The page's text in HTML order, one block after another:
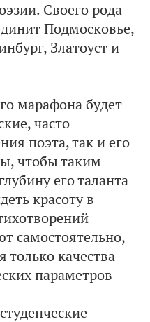
Своего рода
Подмосковье,
Златоуст и
марафона будет
часто
поэта, так и его
чтобы таким
его таланта
красоту в
самостоятельно,
только качества
параметров